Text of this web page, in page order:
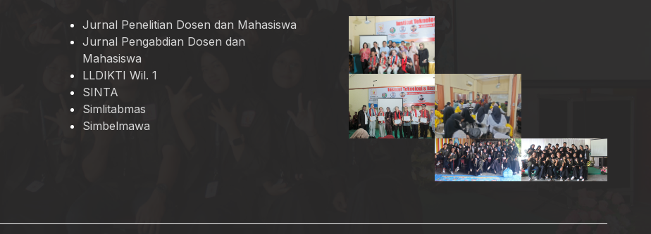
Jurnal Penelitian Dosen dan Mahasiswa
Jurnal Pengabdian Dosen dan
Mahasiswa
LLDIKTI Wil. 1
SINTA
Simlitabmas
Simbelmawa